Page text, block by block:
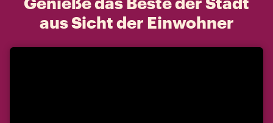
aus Sicht der Einwohner